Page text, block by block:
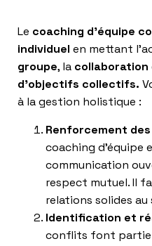
Le coaching d’équipe
individuel en mettant
groupe, la collaboration
d’objectifs collectifs.
à la gestion holistique :
Renforcement
coaching d’équipe
communication
respect mutuel. Il
relations solides au
Identification et
conflits font